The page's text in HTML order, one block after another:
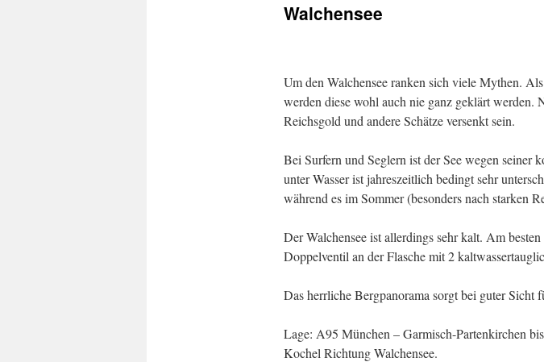
Walchensee
Um den Walchensee ranken sich viele Mythen.
werden diese wohl auch nie ganz geklärt werden.
Reichsgold und andere Schätze versenkt sein.
Bei Surfern und Seglern ist der See wegen seiner
unter Wasser ist jahreszeitlich bedingt sehr
während es im Sommer (besonders nach starken
Der Walchensee ist allerdings sehr kalt. Am
Doppelventil an der Flasche mit 2
Das herrliche Bergpanorama sorgt bei guter Sicht
Lage: A95 München – Garmisch-Partenkirchen
Kochel Richtung Walchensee.